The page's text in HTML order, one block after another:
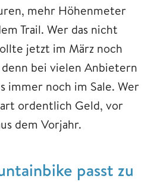
mehr Höhenmeter
Trail. Wer das nicht
jetzt im März noch
denn bei vielen Anbietern
immer noch im Sale. Wer
ordentlich Geld, vor
dem Vorjahr.
passt zu